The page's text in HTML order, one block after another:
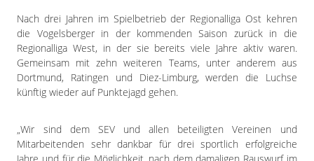
Nach drei Jahren im Spielbetrieb der Regionalliga Ost kehren
die Vogelsberger in der kommenden Saison zurück in die
Regionalliga West, in der sie bereits viele Jahre aktiv waren.
Gemeinsam mit zehn weiteren Teams, unter anderem aus
Dortmund, Ratingen und Diez-Limburg, werden die Luchse
künftig wieder auf Punktejagd gehen.
„Wir sind dem SEV und allen beteiligten Vereinen und
Mitarbeitenden sehr dankbar für drei sportlich erfolgreiche